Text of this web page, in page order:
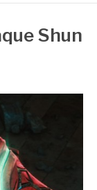
Shun